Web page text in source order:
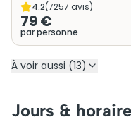
4.2(7257 avis)
79 €
par personne
À voir aussi (13)
Jours &